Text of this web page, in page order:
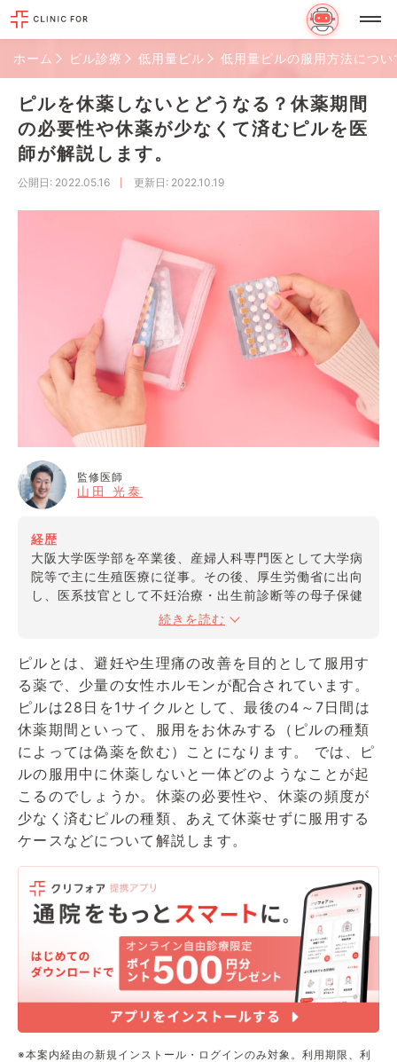
ホーム ピル診療 低用量ピル 低用量ピルの服用方法につい
ピルを休薬しないとどうなる？休薬期間
の必要性や休薬が少なくて済むピルを医
師が解説します。
公開日 : 2022.05.16 更新日 : 2022.10.19
監修医師
山田 光泰
経歴
大阪大学医学部を卒業後、産婦人科専門医として大学病
院等で主に生殖医療に従事。その後、厚生労働省に出向
し、医系技官として不妊治療・出生前診断等の母子保健
領域における行政施策推進に携わる。現職では女性のラ
す。
資格
・産婦人科専門医
・母体保護法指定医
・日本医師会認定 産業医
所属学会
・日本産科婦人科学会
・日本生殖医学会
続きを読む
ピルとは、避妊や生理痛の改善を目的として服用す
る薬で、少量の女性ホルモンが配合されています。
ピルは28日を1サイクルとして、最後の4～7日間は
休薬期間といって、服用をお休みする（ピルの種類
によっては偽薬を飲む）ことになります。 では、ピ
ルの服用中に休薬しないと一体どのようなことが起
こるのでしょうか。休薬の必要性や、休薬の頻度が
少なく済むピルの種類、あえて休薬せずに服用する
ケースなどについて解説します。
※本案内経由の新規インストール・ログインのみ対象。利用期限、利